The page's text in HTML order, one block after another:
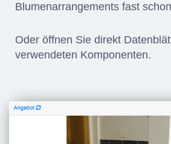
Blumenarrangements fast
Oder öffnen Sie direkt
verwendeten Komponenten.